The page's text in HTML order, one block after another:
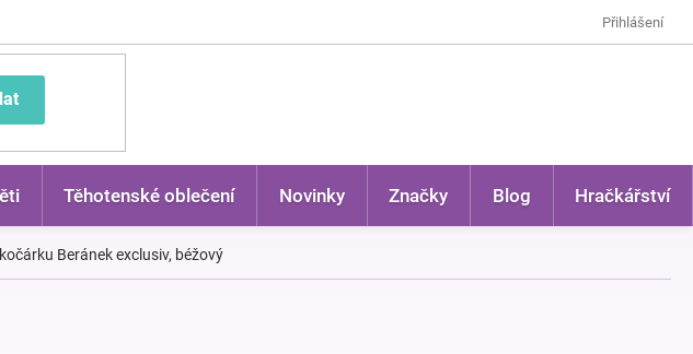
Přihlášení
Těhotenské oblečení Novinky Značky Blog Hračkářství
Beránek exclusiv, béžový